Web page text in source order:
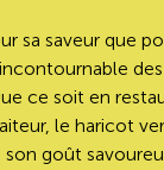
sa saveur que
des
ce soit en
le haricot
son goût